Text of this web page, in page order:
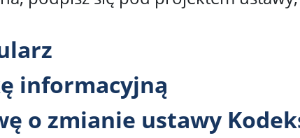
informacyjną
o zmianie ustawy